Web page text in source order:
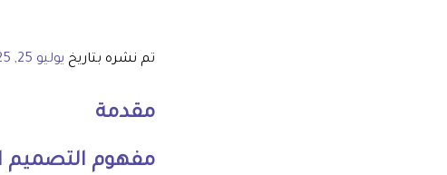
تم نشره بتاريخ يوليو 25, 2025
مقدمة
مفهوم التصميم